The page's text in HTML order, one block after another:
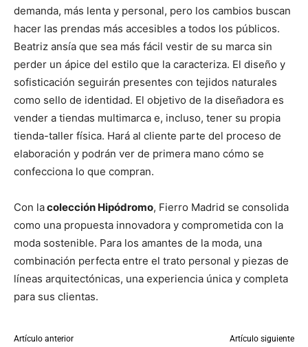
demanda, más lenta y personal, pero los cambios buscan
hacer las prendas más accesibles a todos los públicos.
Beatriz ansía que sea más fácil vestir de su marca sin
perder un ápice del estilo que la caracteriza. El diseño y
sofisticación seguirán presentes con tejidos naturales
como sello de identidad. El objetivo de la diseñadora es
vender a tiendas multimarca e, incluso, tener su propia
tienda-taller física. Hará al cliente parte del proceso de
elaboración y podrán ver de primera mano cómo se
confecciona lo que compran.
Con lacolección Hipódromo, Fierro Madrid se consolida
como una propuesta innovadora y comprometida con la
moda sostenible. Para los amantes de la moda, una
combinación perfecta entre el trato personal y piezas de
líneas arquitectónicas, una experiencia única y completa
para sus clientas.
Artículo anterior Artículo siguiente